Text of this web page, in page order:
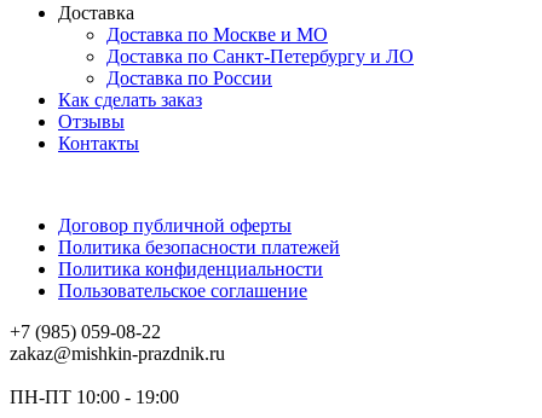
Доставка
Доставка по Москве и МО
Доставка по Санкт-Петербургу и ЛО
Доставка по России
Как сделать заказ
Отзывы
Контакты
Договор публичной оферты
Политика безопасности платежей
Политика конфиденциальности
Пользовательское соглашение
+7 (985) 059-08-22
zakaz@mishkin-prazdnik.ru
ПН-ПТ 10:00 - 19:00